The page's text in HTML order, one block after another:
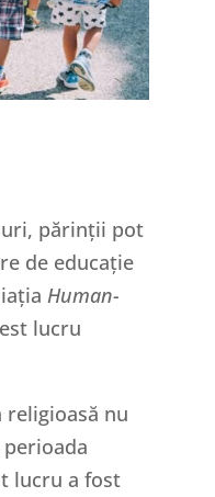
părinții pot
de educație
Human-
lucru
religioasă nu
lucru a fost